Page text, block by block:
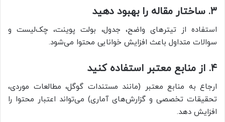
۳. ساختار مقاله را بهبود دهید
استفاده از تیترهای واضح، جدول، بولت پوینت، چک‌لیست و
سوالات متداول باعث افزایش خوانایی محتوا می‌شود.
۴. از منابع معتبر استفاده کنید
ارجاع به منابع معتبر (مانند مستندات گوگل، مطالعات موردی،
تحقیقات تخصصی و گزارش‌های آماری) می‌تواند اعتبار محتوا را
افزایش دهد.